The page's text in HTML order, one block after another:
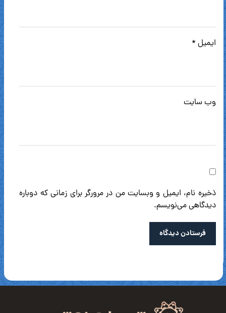
ایمیل *
وب‌ سایت
ذخیره نام، ایمیل و وبسایت من در مرورگر برای زمانی که دوباره
دیدگاهی می‌نویسم.
فرستادن دیدگاه